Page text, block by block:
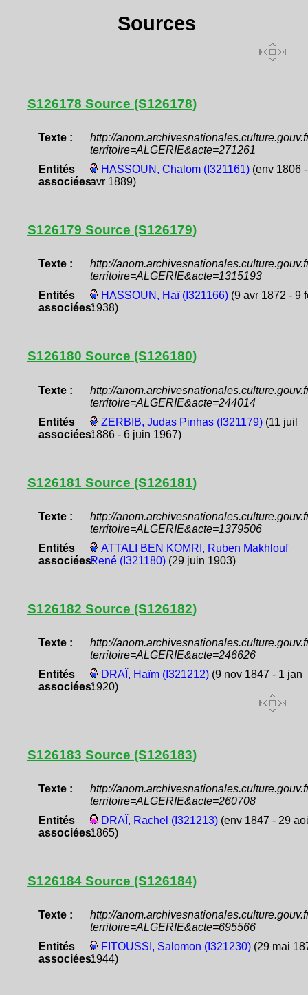
Sources
S126178 Source (S126178)
Texte :
http://
territoire=ALGERIE&acte=271261
Entités
associées:
HASSOUN, Chalom (I321161)(env 1806
avr 1889)
S126179 Source (S126179)
Texte :
http://
territoire=ALGERIE&acte=1315193
Entités
associées:
HASSOUN, Haï (I321166)(9 avr 1872 - 9
1938)
S126180 Source (S126180)
Texte :
http://
territoire=ALGERIE&acte=244014
Entités
associées:
ZERBIB, Judas Pinhas (I321179)(11 juil
1886 - 6 juin 1967)
S126181 Source (S126181)
Texte :
http://
territoire=ALGERIE&acte=1379506
Entités
associées:
ATTALI BEN KOMRI, Ruben Makhlouf
René (I321180)(29 juin 1903)
S126182 Source (S126182)
Texte :
http://
territoire=ALGERIE&acte=246626
Entités
associées:
DRAÏ, Haïm (I321212)(9 nov 1847 - 1 jan
1920)
S126183 Source (S126183)
Texte :
http://
territoire=ALGERIE&acte=260708
Entités
associées:
DRAÏ, Rachel (I321213)(env 1847 - 29
1865)
S126184 Source (S126184)
Texte :
http://
territoire=ALGERIE&acte=695566
Entités
associées:
FITOUSSI, Salomon (I321230)(29 mai
1944)